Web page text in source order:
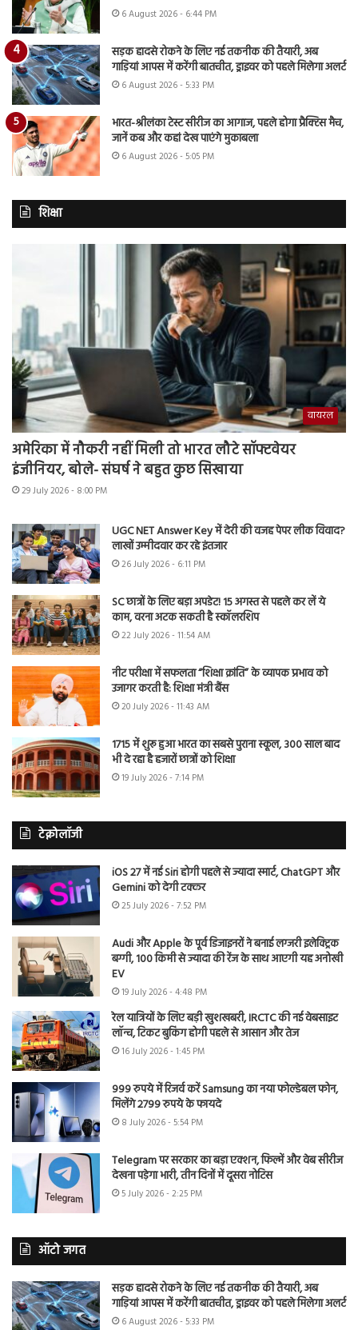
6 August 2026 - 6:44 PM
सड़क हादसे रोकने के लिए नई तकनीक की तैयारी, अब
गाड़ियां आपस में करेंगी बातचीत, ड्राइवर को पहले मिलेगा अलर्ट
6 August 2026 - 5:33 PM
भारत-श्रीलंका टेस्ट सीरीज का आगाज, पहले होगा प्रैक्टिस मैच,
जानें कब और कहां देख पाएंगे मुकाबला
6 August 2026 - 5:05 PM
शिक्षा
वायरल
अमेरिका में नौकरी नहीं मिली तो भारत लौटे सॉफ्टवेयर
इंजीनियर, बोले- संघर्ष ने बहुत कुछ सिखाया
29 July 2026 - 8:00 PM
UGC NET Answer Key में देरी की वजह पेपर लीक विवाद?
लाखों उम्मीदवार कर रहे इंतजार
26 July 2026 - 6:11 PM
SC छात्रों के लिए बड़ा अपडेट! 15 अगस्त से पहले कर लें ये
काम, वरना अटक सकती है स्कॉलरशिप
22 July 2026 - 11:54 AM
नीट परीक्षा में सफलता “शिक्षा क्रांति” के व्यापक प्रभाव को
उजागर करती है: शिक्षा मंत्री बैंस
20 July 2026 - 11:43 AM
1715 में शुरू हुआ भारत का सबसे पुराना स्कूल, 300 साल बाद
भी दे रहा है हजारों छात्रों को शिक्षा
19 July 2026 - 7:14 PM
टेक्नोलॉजी
iOS 27 में नई Siri होगी पहले से ज्यादा स्मार्ट, ChatGPT और
Gemini को देगी टक्कर
25 July 2026 - 7:52 PM
Audi और Apple के पूर्व डिजाइनरों ने बनाई लग्जरी इलेक्ट्रिक
बग्गी, 100 किमी से ज्यादा की रेंज के साथ आएगी यह अनोखी
EV
19 July 2026 - 4:48 PM
रेल यात्रियों के लिए बड़ी खुशखबरी, IRCTC की नई वेबसाइट
लॉन्च, टिकट बुकिंग होगी पहले से आसान और तेज
16 July 2026 - 1:45 PM
999 रुपये में रिजर्व करें Samsung का नया फोल्डेबल फोन,
मिलेंगे 2799 रुपये के फायदे
8 July 2026 - 5:54 PM
Telegram पर सरकार का बड़ा एक्शन, फिल्में और वेब सीरीज
देखना पड़ेगा भारी, तीन दिनों में दूसरा नोटिस
5 July 2026 - 2:25 PM
ऑटो जगत
सड़क हादसे रोकने के लिए नई तकनीक की तैयारी, अब
गाड़ियां आपस में करेंगी बातचीत, ड्राइवर को पहले मिलेगा अलर्ट
6 August 2026 - 5:33 PM